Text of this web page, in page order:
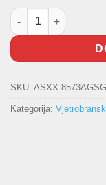
Vjetrobransko
SKU: ASXX
Kategorija: